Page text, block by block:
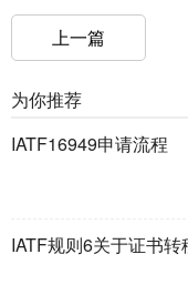
上一篇
为你推荐
IATF16949申请流程
IATF规则6关于证书转